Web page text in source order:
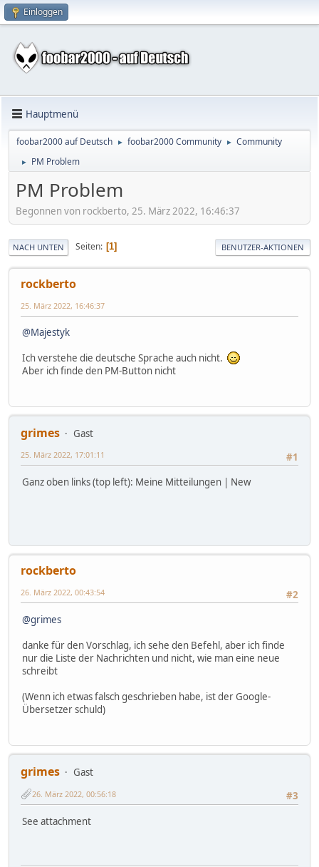
Einloggen
Hauptmenü
foobar2000 auf Deutsch ► foobar2000 Community ► Community
► PM Problem
PM Problem
Begonnen von rockberto, 25. März 2022, 16:46:37
NACH UNTEN Seiten 1 BENUTZER-AKTIONEN
rockberto
25. März 2022, 16:46:37
@Majestyk
Ich verstehe die deutsche Sprache auch nicht.
Aber ich finde den PM-Button nicht
grimes
Gast
#1
25. März 2022, 17:01:11
Ganz oben links (top left): Meine Mitteilungen | New
rockberto
#2
26. März 2022, 00:43:54
@grimes
danke für den Vorschlag, ich sehe den Befehl, aber ich finde
nur die Liste der Nachrichten und nicht, wie man eine neue
schreibt
(Wenn ich etwas falsch geschrieben habe, ist der Google-
Übersetzer schuld)
grimes
Gast
#3
26. März 2022, 00:56:18
See attachment